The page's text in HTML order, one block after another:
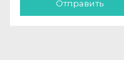
Отправить